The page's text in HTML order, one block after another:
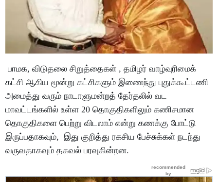
பாமக, விடுதலை சிறுத்தைகள் , தமிழர் வாழ்வுரிமைக்
கட்சி ஆகிய மூன்று கட்சிகளும் இணைந்து புதுக்கூட்டணி
அமைத்து வரும் நாடாளுமன்றத் தேர்தலில் வட
மாவட்டங்களில் உள்ள 20 தொகுதிகளிலும் கணிசமான
தொகுதிகளை பெற்று விடலாம் என்று கணக்கு போட்டு
இருப்பதாகவும், இது குறித்து ரகசிய பேச்சுக்கள் நடந்து
வருவதாகவும் தகவல் பரவுகின்றன.